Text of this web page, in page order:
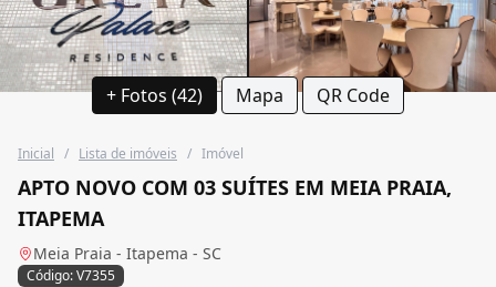
+ Fotos (42) Mapa QR Code
Inicial / Lista de imóveis / Imóvel
APTO NOVO COM 03 SUÍTES EM MEIA PRAIA,
ITAPEMA
Meia Praia - Itapema - SC
Código: V7355